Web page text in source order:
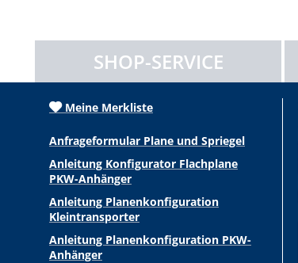
SHOP-SERVICE
Meine Merkliste
Anfrageformular Plane und Spriegel
Anleitung Konfigurator Flachplane
PKW-Anhänger
Anleitung Planenkonfiguration
Kleintransporter
Anleitung Planenkonfiguration PKW-
Anhänger